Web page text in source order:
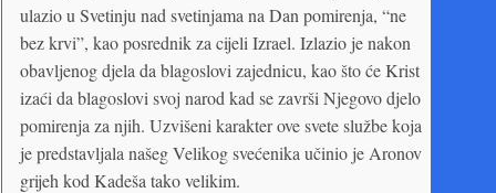
ulazio u Svetinju nad svetinjama na Dan pomirenja, “ne
bez krvi”, kao posrednik za cijeli Izrael. Izlazio je nakon
obavljenog djela da blagoslovi zajednicu, kao što će Krist
izaći da blagoslovi svoj narod kad se završi Njegovo djelo
pomirenja za njih. Uzvišeni karakter ove svete službe koja
je predstavljala našeg Velikog svećenika učinio je Aronov
grijeh kod Kadeša tako velikim.